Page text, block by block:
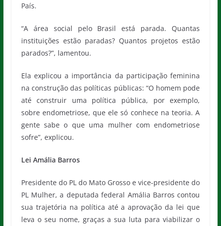
País.
“A área social pelo Brasil está parada. Quantas
instituições estão paradas? Quantos projetos estão
parados?”, lamentou.
Ela explicou a importância da participação feminina
na construção das políticas públicas: “O homem pode
até construir uma política pública, por exemplo,
sobre endometriose, que ele só conhece na teoria. A
gente sabe o que uma mulher com endometriose
sofre”, explicou.
Lei Amália Barros
Presidente do PL do Mato Grosso e vice-presidente do
PL Mulher, a deputada federal Amália Barros contou
sua trajetória na política até a aprovação da lei que
leva o seu nome, graças a sua luta para viabilizar o